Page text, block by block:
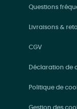
Questions
Livraisons &
CGV
Déclaration de
Politique de
Gestion des